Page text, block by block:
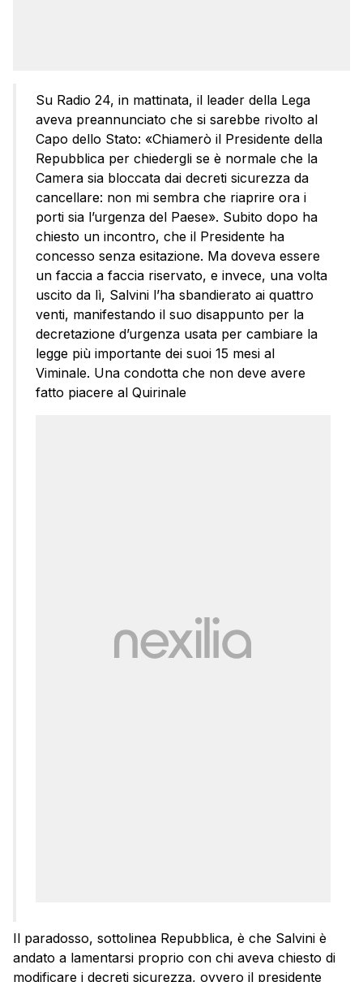
Su Radio 24, in mattinata, il leader della Lega
aveva preannunciato che si sarebbe rivolto al
Capo dello Stato: «Chiamerò il Presidente della
Repubblica per chiedergli se è normale che la
Camera sia bloccata dai decreti sicurezza da
cancellare: non mi sembra che riaprire ora i
porti sia l’urgenza del Paese». Subito dopo ha
chiesto un incontro, che il Presidente ha
concesso senza esitazione. Ma doveva essere
un faccia a faccia riservato, e invece, una volta
uscito da lì, Salvini l’ha sbandierato ai quattro
venti, manifestando il suo disappunto per la
decretazione d’urgenza usata per cambiare la
legge più importante dei suoi 15 mesi al
Viminale. Una condotta che non deve avere
fatto piacere al Quirinale
Il paradosso, sottolinea Repubblica, è che Salvini è
andato a lamentarsi proprio con chi aveva chiesto di
modificare i decreti sicurezza, ovvero il presidente